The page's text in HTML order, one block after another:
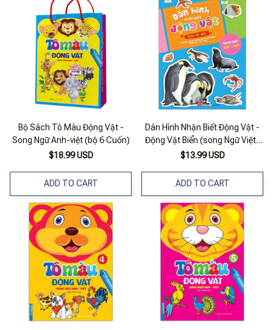
Bộ Sách Tô Màu Động Vật -
Song Ngữ Anh-việt (bộ 6 Cuốn)
$18.99 USD
ADD TO CART
Dán Hình Nhận Biết Động Vật -
Động Vật Biển (song Ngữ Việt-
anh)
$13.99 USD
ADD TO CART